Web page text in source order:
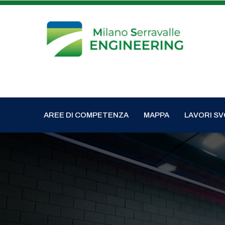
AREE DI COMPETENZA MAPPA LAVORI